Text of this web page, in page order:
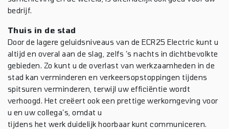
bedrijf.
Thuis in de stad
Door de lagere geluidsniveaus van de ECR25 Electric kunt u
altijd en overal aan de slag, zelfs ’s nachts in dichtbevolkte
gebieden. Zo kunt u de overlast van werkzaamheden in de
stad kan verminderen en verkeersopstoppingen tijdens
spitsuren verminderen, terwijl uw efficiëntie wordt
verhoogd. Het creëert ook een prettige werkomgeving voor
u en uw collega’s, omdat u
tijdens het werk duidelijk hoorbaar kunt communiceren.